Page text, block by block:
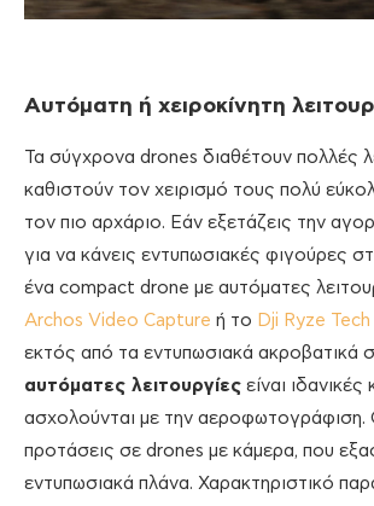
Αυτόματη ή χειροκίνητη
Τα σύγχρονα drones διαθέτουν πολλές
καθιστούν τον χειρισμό τους πολύ
τον πιο αρχάριο. Εάν εξετάζεις την
για να κάνεις εντυπωσιακές φιγούρες
ένα compact drone με αυτόματες
Archos Video Capture ή το Dji Ryze
εκτός από τα εντυπωσιακά ακροβατικά
αυτόματες λειτουργίες είναι
ασχολούνται με την αεροφωτογράφιση.
προτάσεις σε drones με κάμερα, που
εντυπωσιακά πλάνα. Χαρακτηριστικό